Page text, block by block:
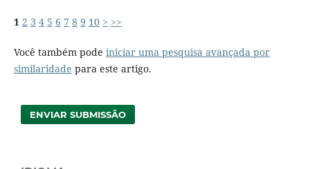
1 2 3 4 5 6 7 8 9 10 > >>
Você também pode iniciar uma pesquisa avançada por
similaridade para este artigo.
ENVIAR SUBMISSÃO